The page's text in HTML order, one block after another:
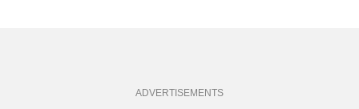
ADVERTISEMENTS